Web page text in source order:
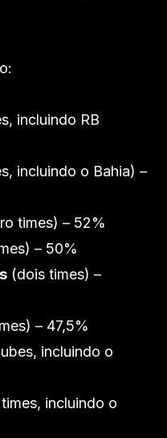
incluindo RB
incluindo o Bahia) –
times) – 52%
– 50%
(dois times) –
– 47,5%
incluindo o
incluindo o